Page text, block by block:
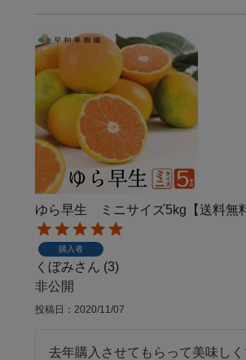
ゆら早生 ミニサイズ5kg【送料無
購入者
くぼみ
3
非公開
投稿日 2020/11/07
去年購入させてもらって美味し